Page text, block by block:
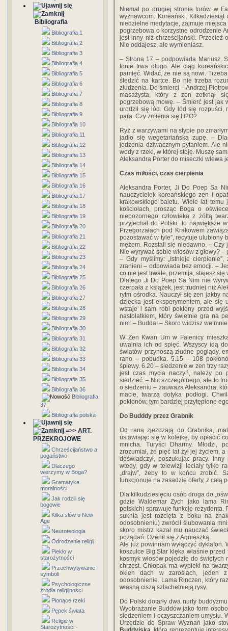
Bibliografia
Bibliografia 1
Bibliografia 2
Bibliografia 3
Bibliografia 4
Bibliografia 5
Bibliografia 6
Bibliografia 7
Bibliografia 8
Bibliografia 9
Bibliografia 10
Bibliografia 11
Bibliografia 12
Bibliografia 13
Bibliografia 14
Bibliografia 15
Bibliografia 16
Bibliografia 17
Bibliografia 18
Bibliografia 19
Bibliografia 20
Bibliografia 21
Bibliografia 22
Bibliografia 23
Bibliografia 24
Bibliografia 25
Bibliografia 26
Bibliografia 27
Bibliografia 28
Bibliografia 29
Bibliografia 30
Bibliografia 31
Bibliografia 32
Bibliografia 33
Bibliografia 34
Bibliografia 35
Bibliografia 36
Bibliografia
37
Bibliografia polska
=>> ART.
PRZEKROJOWE
Chrześcijaństwo a
pogaństwo
Dlaczego
wierzymy w Boga?
Gramatyka
moralności
Jak rodzili się
bogowie
Kilka słów o New
Age
Neuroteologia
Odrodzenie religii
Piekło w
starożytności
Przechwytywanie
symboli
Psychologiczne
źródła religijności
Płonące rzeki
Pępek świata
Religie w
Starożytności -
Niemal po drugiej stronie torów w
wyznawcom. Koreański.
niedzielne medytacje, zajmuje
pogrzebowa o korzystne odrodzenie
jest inny niż chrześcijański. Przecież
Nie oddajesz, ale wymieniasz.
– Strona 17 – podpowiada Mariusz.
tonie trwa długo. Ale ciąg
pamięć. Widać, że nie są nowi.
śledzić na kartce. Bo nie trzeba
złudzenia. Do śmierci – Andrzej
masażysta, który z zen zetknął
pogrzebową mowę. – Śmierć jest jak
urodził się lód. Gdy lód się rozpuści,
para. Czy zmienia się H2O?
Ryż z warzywami na stypie po
jadło się wegetariańską zupę. –
jedzenia dziwacznym pytaniem. Ale
wody z rzeki, w której stoję. Muszę
Aleksandra Porter do miseczki wlewa
Czas miłości, czas cierpienia
Aleksandra Porter, Ji Do Poep Sa
nauczycielek koreańskiego zen i
krakowskiego baletu. Wiele lat temu
kościołach, prosząc Boga o
niepozornego człowieka z żółtą
przyjechał do Polski, to największe
Przegorzałach pod Krakowem
pozostawać w tyle”, recytuje ulubiony
mężem. Rozstali się niedawno. – Czy
Nie wyrywać sobie włosów z głowy?
– Gdy myślimy: „Istnieje
zranieni – odpowiada bez emocji. –
co nie jest trwałe, przemija, stajesz się
Dlatego Ji Do Poep Sa Nim nie
czerpała z książek, jest trudniej niż
rytm ośrodka. Nauczył się zen jakby
dziecka jest eksperymentem, ale się
wstaje i sam robi pokłony przed
nastolatkiem, który świetnie gra na
nim: – Budda! – Skoro widzisz we
W Zen Kwan Um w Falenicy
uwalnia ich od spięć. Wszyscy idą
światów przynoszą złudne poglądy,
rano – pobudka. 5.15 – 108
śpiewy. 6.20 – siedzenie w zen trzy
jest czas mycia naczyń, należy po
siedzieć. – Nic szczególnego, ale to
o siedzeniu – zauważa Aleksandra,
macie, twarzą dotyka podłogi.
pokłonów, tym bardziej przytępione
Do Budddy przez Grabnik
Od rana zjeżdżają do Grabnika,
ustawiając się w kolejkę, by opłacić
mnicha. Turyści Dharmy. Młodzi,
zrozumiał, że pięć lat żył jej życiem,
doświadczył, poszukując pracy.
wtedy, gdy w telewizji leciały tylko
„drajw”, żeby to w końcu zrobić.
funkcjonuje na zasadzie oferty, z całą
Dla kilkudziesięciu osób droga do
gdzie Waldemar Zych jako lama
polskich) sprawuje funkcję rezydenta.
suknia jest rozcięta z boku na
odosobnieniu) zwrócił ślubowania
skoro mistrz kazał mu nauczać
pożądań. Ożenił się z Agnieszką.
Ale już powinnam wyłączyć dyktafon.
koszulce Big Star klęka właśnie
kosmyk włosów pojedzie do
chrzest. Chłopak ma wypieki na
okien dach w zaroślach, jeden z
odosobnienie. Lama Rinczen, który
własną ciszą szlachetnieją rysy.
Do Polski dotarły dwa nurty
Wyobrażanie Buddów jako form
siedzeniem i oczyszczaniem umysłu.
Urzędzie do Spraw Wyznań jako